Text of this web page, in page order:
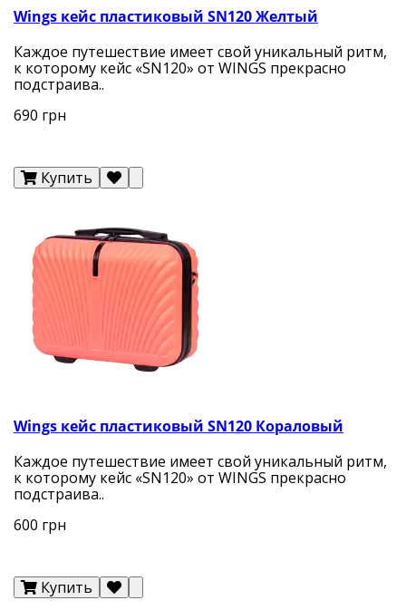
Wings кейс пластиковый SN120 Желтый
Каждое путешествие имеет свой уникальный ритм,
к которому кейс «SN120» от WINGS прекрасно
подстраива..
690 грн
Купить
Wings кейс пластиковый SN120 Кораловый
Каждое путешествие имеет свой уникальный ритм,
к которому кейс «SN120» от WINGS прекрасно
подстраива..
600 грн
Купить